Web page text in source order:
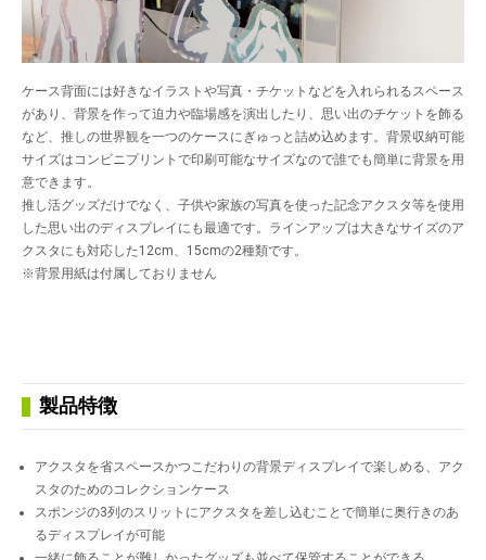
ケース背面には好きなイラストや写真・チケットなどを入れられるスペース
があり、背景を作って迫力や臨場感を演出したり、思い出のチケットを飾る
など、推しの世界観を一つのケースにぎゅっと詰め込めます。背景収納可能
サイズはコンビニプリントで印刷可能なサイズなので誰でも簡単に背景を用
意できます。
推し活グッズだけでなく、子供や家族の写真を使った記念アクスタ等を使用
した思い出のディスプレイにも最適です。ラインアップは大きなサイズのア
クスタにも対応した12cm、15cmの2種類です。
※背景用紙は付属しておりません
製品特徴
アクスタを省スペースかつこだわりの背景ディスプレイで楽しめる、アク
スタのためのコレクションケース
スポンジの3列のスリットにアクスタを差し込むことで簡単に奥行きのあ
るディスプレイが可能